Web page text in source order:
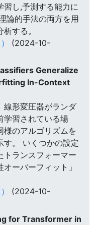
習し,予測する能力に
論的手法の両方を用
する。
(2024-10-
Generalize
In-Context
線形変圧器がランダ
学習されている場
様のアルゴリズムを
す。 いくつかの設定
トランスフォーマー
ーバーフィット」
(2024-10-
for Transformer in